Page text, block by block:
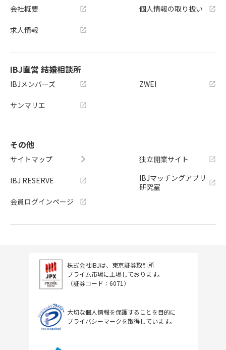
会社概要
求人情報
個人情報の取り扱い
IBJ直営 結婚相談所
IBJメンバーズ
サンマリエ
ZWEI
その他
サイトマップ
IBJ RESERVE
会員ログインページ
独立開業サイト
IBJマッチングアプリ
研究室
株式会社IBJは、東京証券取引所
プライム市場に上場しております。
（証券コード：6071）
大切な個人情報を保護することを目的に
プライバシーマークを取得しています。